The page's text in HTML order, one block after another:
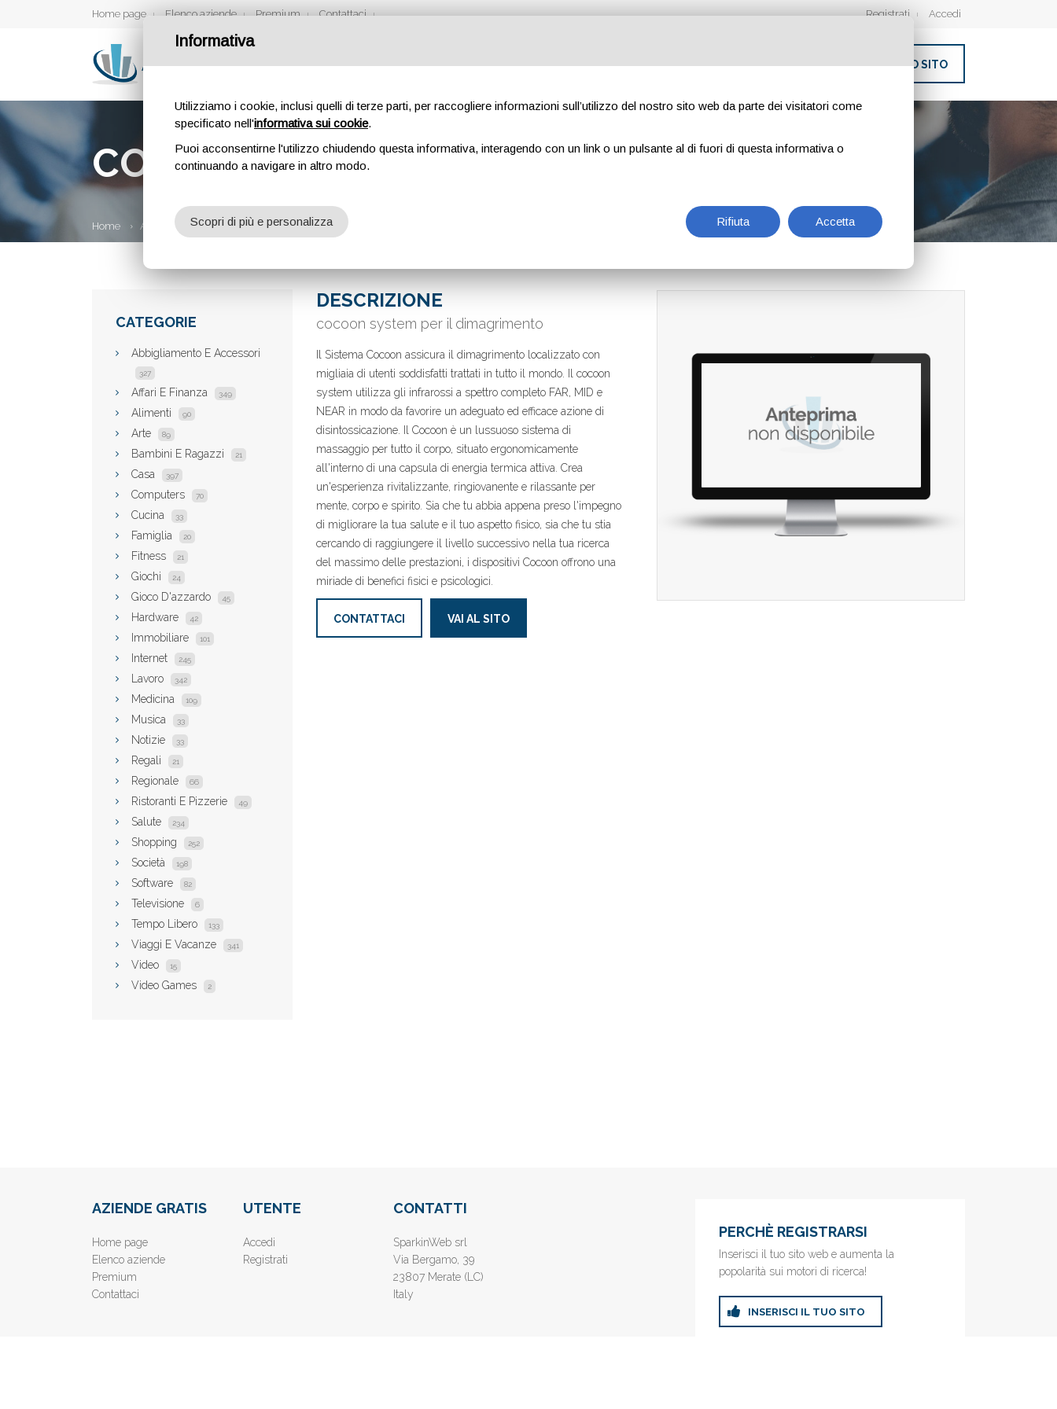
Home page Elenco aziende Premium Contattaci Registrati Accedi
INSERISCI IL TUO SITO
COCOON DIMAGRIMENTO
Home Aziende Cocoon Dimagrimento
CATEGORIE
Abbigliamento E Accessori
327
Affari E Finanza 349
Alimenti 90
Arte 89
Bambini E Ragazzi 21
Casa 397
Computers 70
Cucina 33
Famiglia 20
Fitness 21
Giochi 24
Gioco D'azzardo 45
Hardware 42
Immobiliare 101
Internet 245
Lavoro 342
Medicina 109
Musica 33
Notizie 33
Regali 21
Regionale 66
Ristoranti E Pizzerie 49
Salute 234
Shopping 252
Società 198
Software 82
Televisione 6
Tempo Libero 133
Viaggi E Vacanze 341
Video 15
Video Games 2
DESCRIZIONE
cocoon system per il dimagrimento
Il Sistema Cocoon assicura il dimagrimento localizzato con
migliaia di utenti soddisfatti trattati in tutto il mondo. Il cocoon
system utilizza gli infrarossi a spettro completo FAR, MID e
NEAR in modo da favorire un adeguato ed efficace azione di
disintossicazione. Il Cocoon è un lussuoso sistema di
massaggio per tutto il corpo, situato ergonomicamente
all'interno di una capsula di energia termica attiva. Crea
un'esperienza rivitalizzante, ringiovanente e rilassante per
mente, corpo e spirito. Sia che tu abbia appena preso l'impegno
di migliorare la tua salute e il tuo aspetto fisico, sia che tu stia
cercando di raggiungere il livello successivo nella tua ricerca
del massimo delle prestazioni, i dispositivi Cocoon offrono una
miriade di benefici fisici e psicologici.
CONTATTACI VAI AL SITO
AZIENDE GRATIS
Home page
Elenco aziende
Premium
Contattaci
UTENTE
Accedi
Registrati
CONTATTI
SparkinWeb srl
Via Bergamo, 39
23807 Merate (LC)
Italy
PERCHÈ REGISTRARSI
Inserisci il tuo sito web e aumenta la
popolarità sui motori di ricerca!
INSERISCI IL TUO SITO
Informativa
Utilizziamo i cookie, inclusi quelli di terze parti, per raccogliere informazioni sull’utilizzo del nostro sito web da parte dei visitatori come
specificato nell'informativa sui cookie.
Puoi acconsentirne l'utilizzo chiudendo questa informativa, interagendo con un link o un pulsante al di fuori di questa informativa o
continuando a navigare in altro modo.
Rifiuta Accetta
Scopri di più e personalizza